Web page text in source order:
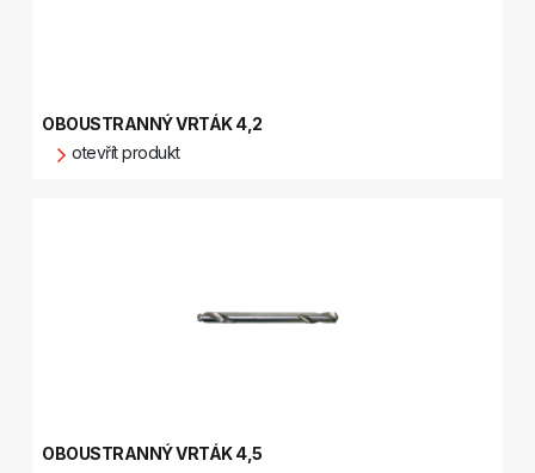
OBOUSTRANNÝ VRTÁK 4,2
otevřít produkt
OBOUSTRANNÝ VRTÁK 4,5